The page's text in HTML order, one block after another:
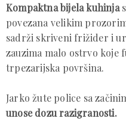
Kompaktna bijela kuhinja
povezana velikim
sadrži skriveni frižider i
zauzima malo ostrvo koje
trpezarijska površina.
Jarko žute police sa
unose dozu razigranosti.